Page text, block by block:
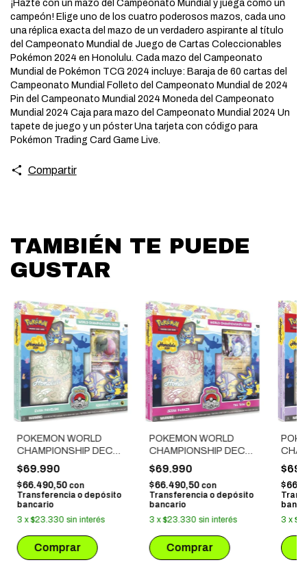
¡Hazte con un mazo del Campeonato Mundial y juega como un
campeón! Elige uno de los cuatro poderosos mazos, cada uno
una réplica exacta del mazo de un verdadero aspirante al título
del Campeonato Mundial de Juego de Cartas Coleccionables
Pokémon 2024 en Honolulu. Cada mazo del Campeonato
Mundial de Pokémon TCG 2024 incluye: Baraja de 60 cartas del
Campeonato Mundial Folleto del Campeonato Mundial de 2024
Pin del Campeonato Mundial 2024 Moneda del Campeonato
Mundial 2024 Caja para mazo del Campeonato Mundial 2024 Un
tapete de juego y un póster Una tarjeta con código para
Pokémon Trading Card Game Live.
Compartir
TAMBIÉN TE PUEDE
GUSTAR
POKEMON WORLD
CHAMPIONSHIP DECK
2024: EVAN PAVELSKI -
REGIDRAGO VSTAR
$69.990
$66.490,50 con
Transferencia o depósito
bancario
3 x$23.330 sin interés
POKEMON WORLD
CHAMPIONSHIP DECK
2024: JESSE PARKER -
THE 'DON
$69.990
$66.490,50 con
Transferencia o depósito
bancario
3 x$23.330 sin interés
3 x